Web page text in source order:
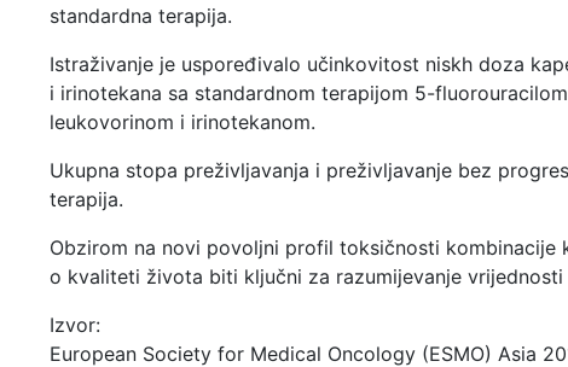
standardna terapija.
Istraživanje je uspoređivalo učinkovitost niskh doza
i irinotekana sa standardnom terapijom 5-
leukovorinom i irinotekanom.
Ukupna stopa preživljavanja i preživljavanje bez
terapija.
Obzirom na novi povoljni profil toksičnosti kombinacije
o kvaliteti života biti ključni za razumijevanje vrijednosti
Izvor:
European Society for Medical Oncology (ESMO) Asia